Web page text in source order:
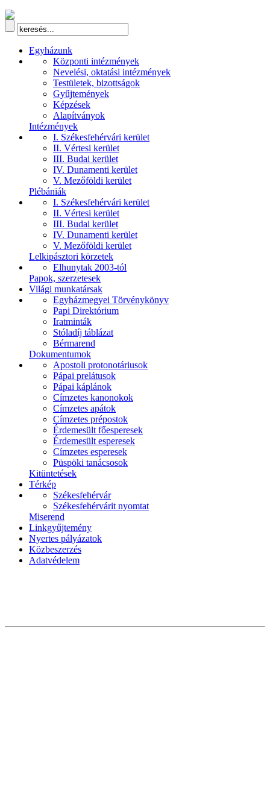
Egyházunk
Központi intézmények
Nevelési, oktatási intézmények
Testületek, bizottságok
Gyűjtemények
Képzések
Alapítványok
Intézmények
I. Székesfehérvári kerület
II. Vértesi kerület
III. Budai kerület
IV. Dunamenti kerület
V. Mezőföldi kerület
Plébániák
I. Székesfehérvári kerület
II. Vértesi kerület
III. Budai kerület
IV. Dunamenti kerület
V. Mezőföldi kerület
Lelkipásztori körzetek
Elhunytak 2003-tól
Papok, szerzetesek
Világi munkatársak
Egyházmegyei Törvénykönyv
Papi Direktórium
Iratminták
Stóladíj táblázat
Bérmarend
Dokumentumok
Apostoli protonotáriusok
Pápai prelátusok
Pápai káplánok
Címzetes kanonokok
Címzetes apátok
Címzetes prépostok
Érdemesült főesperesek
Érdemesült esperesek
Címzetes esperesek
Püspöki tanácsosok
Kitüntetések
Térkép
Székesfehérvár
Székesfehérvárit nyomtat
Miserend
Linkgyűjtemény
Nyertes pályázatok
Közbeszerzés
Adatvédelem